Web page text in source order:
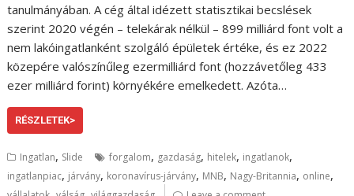
tanulmányában. A cég által idézett statisztikai becslések
szerint 2020 végén – telekárak nélkül – 899 milliárd font volt a
nem lakóingatlanként szolgáló épületek értéke, és ez 2022
közepére valószínűleg ezermilliárd font (hozzávetőleg 433
ezer milliárd forint) környékére emelkedett. Azóta…
RÉSZLETEK>
Ingatlan, Slide forgalom, gazdaság, hitelek, ingatlanok,
ingatlanpiac, járvány, koronavírus-járvány, MNB, Nagy-Britannia, online,